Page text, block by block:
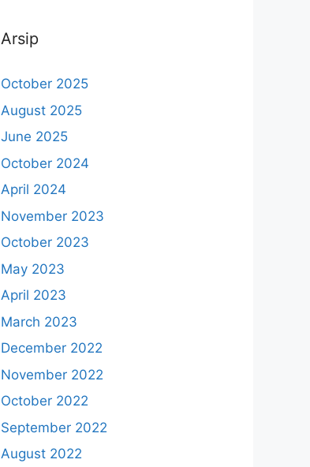
Arsip
October 2025
August 2025
June 2025
October 2024
April 2024
November 2023
October 2023
May 2023
April 2023
March 2023
December 2022
November 2022
October 2022
September 2022
August 2022